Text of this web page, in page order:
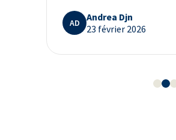
AD
Andrea Djn
23 février 2026